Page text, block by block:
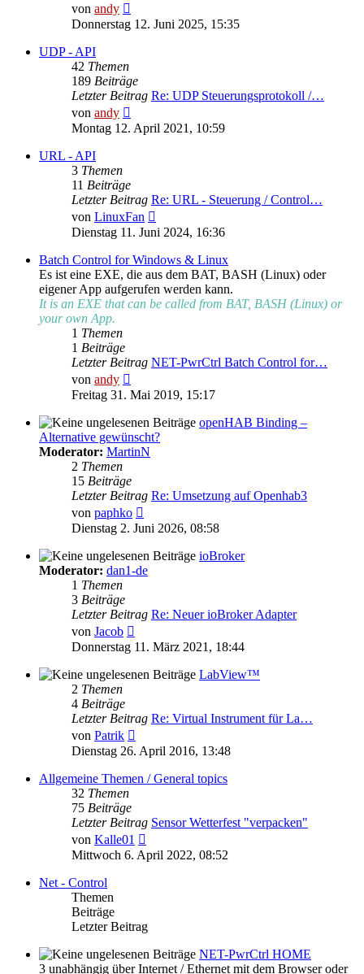
von andy
Beitrag
Donnerstag 12. Juni 2025, 15:35
UDP - API
42 Themen
189 Beiträge
Letzter Beitrag Re: UDP Steuerungsprotokoll /…
von andy
Beitrag
Montag 12. April 2021, 10:59
URL - API
3 Themen
11 Beiträge
Letzter Beitrag Re: URL - Steuerung / Control…
von LinuxFan
Beitrag
Dienstag 11. Juni 2024, 16:36
Batch Control for Windows & Linux
Es ist eine EXE, die aus dem BAT, BASH (Linux) oder
eigener App aufgerufen werden kann.
It is an EXE that can be called from BAT, BASH (Linux) or
your own App.
1 Themen
1 Beiträge
Letzter Beitrag NET-PwrCtrl Batch Control for…
von andy
Beitrag
Freitag 31. Mai 2019, 15:17
openHAB Binding –
Alternative gewünscht?
Moderator: MartinN
2 Themen
15 Beiträge
Letzter Beitrag Re: Umsetzung auf Openhab3
von paphko
Beitrag
Dienstag 2. Juni 2026, 08:58
ioBroker
Moderator: dan1-de
1 Themen
3 Beiträge
Letzter Beitrag Re: Neuer ioBroker Adapter
von Jacob
Beitrag
Donnerstag 11. März 2021, 18:44
LabView™
2 Themen
4 Beiträge
Letzter Beitrag Re: Virtual Instrument für La…
von Patrik
Beitrag
Dienstag 26. April 2016, 13:48
Allgemeine Themen / General topics
32 Themen
75 Beiträge
Letzter Beitrag Sensor Wetterfest "verpacken"
von Kalle01
Beitrag
Mittwoch 6. April 2022, 08:52
Net - Control
Themen
Beiträge
Letzter Beitrag
NET-PwrCtrl HOME
3 unabhängig über Internet / Ethernet mit dem Browser oder